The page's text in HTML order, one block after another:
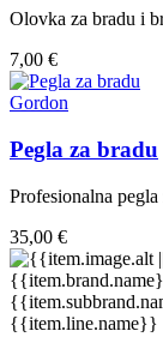
Olovka za bradu i
7,00 €
Gordon
Pegla za bradu
Profesionalna pegla
35,00 €
{{item.line.name}}